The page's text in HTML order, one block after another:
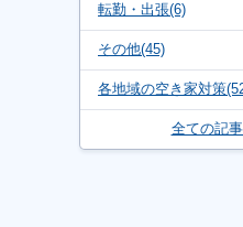
転勤・出張(6)
その他(45)
各地域の空き家対策
全ての記